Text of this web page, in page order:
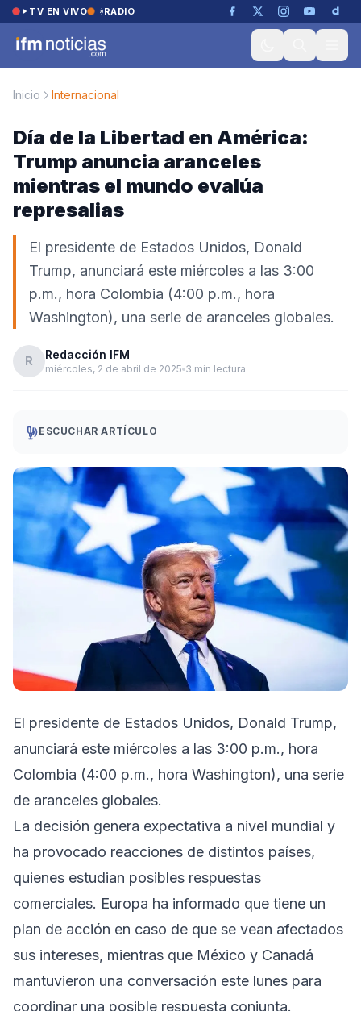
Saltar al contenido
TV EN VIVO RADIO
Inicio Internacional
Día de la Libertad en América:
Trump anuncia aranceles
mientras el mundo evalúa
represalias
El presidente de Estados Unidos, Donald
Trump, anunciará este miércoles a las 3:00
p.m., hora Colombia (4:00 p.m., hora
Washington), una serie de aranceles globales.
R Redacción IFM
miércoles, 2 de abril de 2025 3 min lectura
ESCUCHAR ARTÍCULO
El presidente de Estados Unidos, Donald Trump,
anunciará este miércoles a las 3:00 p.m., hora
Colombia (4:00 p.m., hora Washington), una serie
de aranceles globales.
La decisión genera expectativa a nivel mundial y
ha provocado reacciones de distintos países,
quienes estudian posibles respuestas
comerciales. Europa ha informado que tiene un
plan de acción en caso de que se vean afectados
sus intereses, mientras que México y Canadá
mantuvieron una conversación este lunes para
coordinar una posible respuesta conjunta.